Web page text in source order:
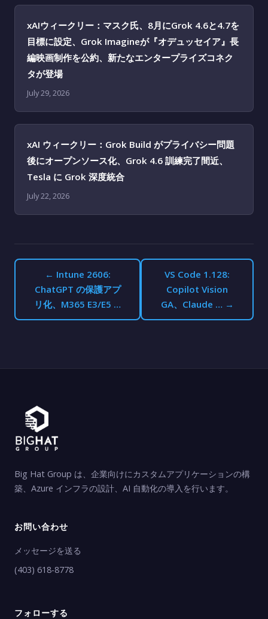
xAIウィークリー：マスク氏、8月にGrok 4.6と4.7を
目標に設定、Grok Imagineが『オデュッセイア』長
編映画制作を公約、新たなエンタープライズコネク
タが登場
July 29, 2026
xAI ウィークリー：Grok Build がプライバシー問題
後にオープンソース化、Grok 4.6 訓練完了間近、
Tesla に Grok 深度統合
July 22, 2026
← Intune 2606:
ChatGPT の保護アプ
リ化、M365 E3/E5 …
VS Code 1.128:
Copilot Vision
GA、Claude … →
Big Hat Group は、企業向けにカスタムアプリケーションの構
築、Azure インフラの設計、AI 自動化の導入を行います。
お問い合わせ
メッセージを送る
(403) 618-8778
フォローする